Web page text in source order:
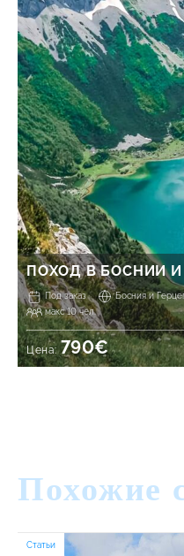
ПОХОД В БОСНИИ И
Под заказ Босния и
макс 10 чел.
Цена:790€
Похожие
Статьи